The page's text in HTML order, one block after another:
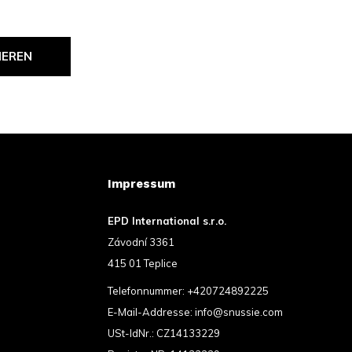
Impressum
EPD International s.r.o.
Závodní 3361
415 01 Teplice
Telefonnummer: +420724892225
E-Mail-Addresse: info@snussie.com
USt-IdNr.: CZ14133229